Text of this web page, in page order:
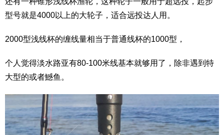
型号就是4000以上的大轮子，适合远投达人用。
2000型浅线杯的缠线量相当于普通线杯的1000型，
个人觉得淡水路亚有80-100米线基本就够用了，除非遇到特
大型的或者鱤鱼。